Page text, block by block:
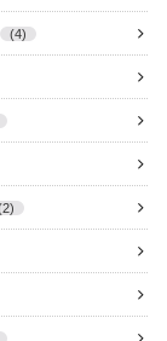
4
2